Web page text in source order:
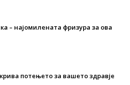
– најомилената фризура за ова
потењето за вашето здравје